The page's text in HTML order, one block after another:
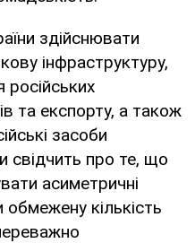
здійснювати
інфраструктуру,
та експорту, а також
засоби
свідчить про те, що
асиметричні
кількість